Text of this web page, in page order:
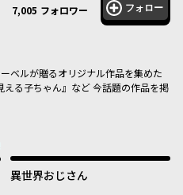
7,005 フォロワー フォロー
ベルが贈るオリジナル作品を集めた
る子ちゃん』など 今話題の作品を掲
異世界おじさん